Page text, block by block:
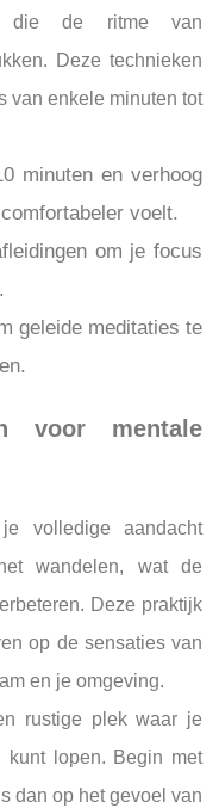
die de ritme van
Deze technieken
van enkele minuten tot
minuten en verhoog
voelt.
om je focus
geleide meditaties te
voor mentale
volledige aandacht
wandelen, wat de
Deze praktijk
op de sensaties van
en je omgeving.
rustige plek waar je
kunt lopen. Begin met
dan op het gevoel van